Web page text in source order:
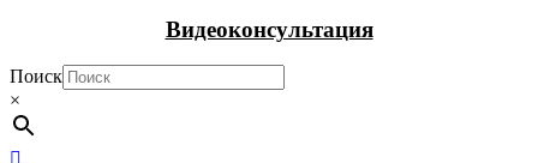
Видеоконсультация
Поиск
×